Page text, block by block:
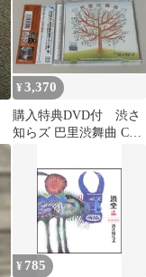
¥3,370
購入特典DVD付 渋さ
知らズ 巴里渋舞曲 CD2
¥ 785